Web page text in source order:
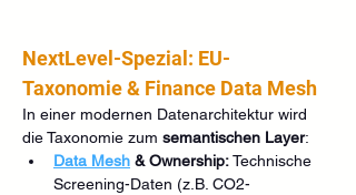
NextLevel-Spezial: EU-
Taxonomie & Finance Data Mesh
In einer modernen Datenarchitektur wird
die Taxonomie zum semantischen Layer:
Data Mesh & Ownership: Technische
Screening-Daten (z.B. CO2-